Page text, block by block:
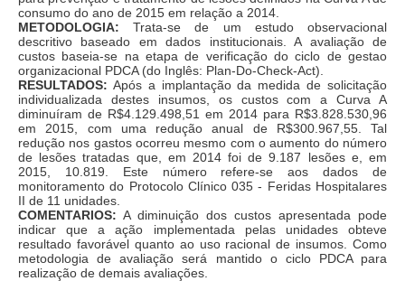
consumo do ano de 2015 em relação a 2014.
METODOLOGIA: Trata-se de um estudo observacional
descritivo baseado em dados institucionais. A avaliação de
custos baseia-se na etapa de verificação do ciclo de gestao
organizacional PDCA (do Inglês: Plan-Do-Check-Act).
RESULTADOS: Após a implantação da medida de solicitação
individualizada destes insumos, os custos com a Curva A
diminuíram de R$4.129.498,51 em 2014 para R$3.828.530,96
em 2015, com uma redução anual de R$300.967,55. Tal
redução nos gastos ocorreu mesmo com o aumento do número
de lesões tratadas que, em 2014 foi de 9.187 lesões e, em
2015, 10.819. Este número refere-se aos dados de
monitoramento do Protocolo Clínico 035 - Feridas Hospitalares
II de 11 unidades.
COMENTARIOS: A diminuição dos custos apresentada pode
indicar que a ação implementada pelas unidades obteve
resultado favorável quanto ao uso racional de insumos. Como
metodologia de avaliação será mantido o ciclo PDCA para
realização de demais avaliações.